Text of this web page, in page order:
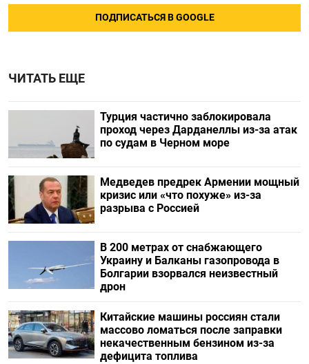
ПОДПИСАТЬСЯ В GOOGLE
ЧИТАТЬ ЕЩЕ
Турция частично заблокировала
проход через Дарданеллы из-за атак
по судам в Черном море
Медведев предрек Армении мощный
кризис или «что похуже» из-за
разрыва с Россией
В 200 метрах от снабжающего
Украину и Балканы газопровода в
Болгарии взорвался неизвестный
дрон
Китайские машины россиян стали
массово ломаться после заправки
некачественным бензином из-за
дефицита топлива